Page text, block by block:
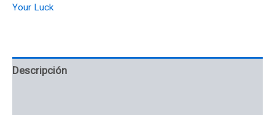
Your Luck
Descripción